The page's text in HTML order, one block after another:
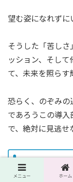
望む姿になれずに
そうした「苦し
ッション、そし
て、未来を照らす
恐らく、のぞみ
であろうこの導
で、絶対に見逃せ
見どころ2：
メニュー ホーム